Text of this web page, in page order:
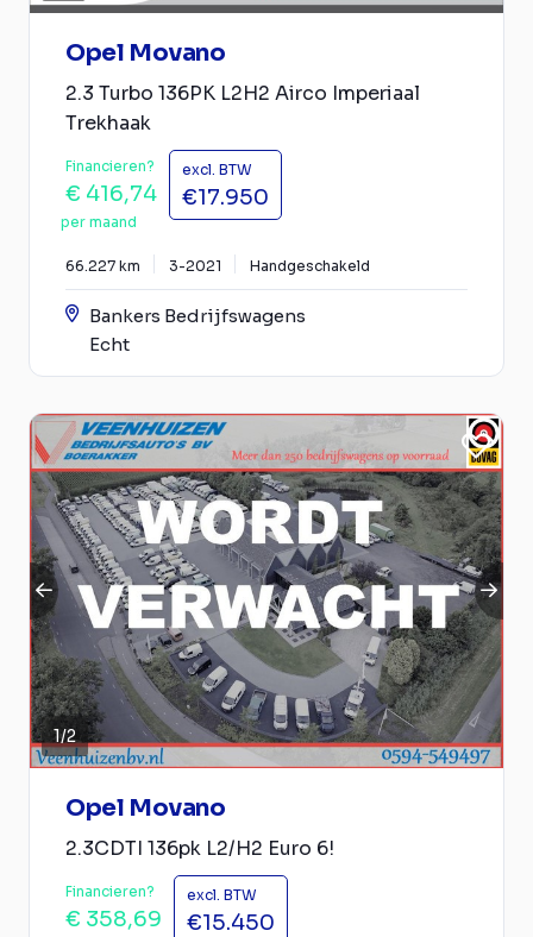
Opel Movano
2.3 Turbo 136PK L2H2 Airco Imperiaal
Trekhaak
Financieren?
€ 416,74
per maand
excl. BTW
€17.950
66.227 km 3-2021 Handgeschakeld
Bankers Bedrijfswagens
Echt
1/2
Opel Movano
2.3CDTI 136pk L2/H2 Euro 6!
Financieren?
€ 358,69
excl. BTW
€15.450